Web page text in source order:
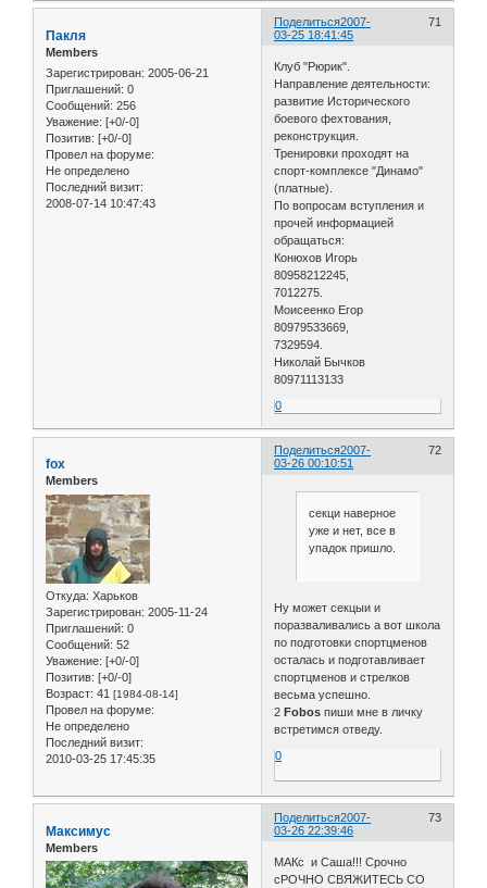
Поделиться 71
2007-
03-25 18:41:45
Пакля
Members
Зарегистрирован: 2005-06-21
Приглашений: 0
Сообщений: 256
Уважение: [+0/-0]
Позитив: [+0/-0]
Провел на форуме:
Не определено
Последний визит:
2008-07-14 10:47:43
Клуб "Рюрик".
Направление деятельности:
развитие Исторического
боевого фехтования,
реконструкция.
Тренировки проходят на
спорт-комплексе "Динамо"
(платные).
По вопросам вступления и
прочей информацией
обращаться:
Конюхов Игорь
80958212245,
7012275.
Моисеенко Егор
80979533669,
7329594.
Николай Бычков
80971113133
0
Поделиться 72
2007-
03-26 00:10:51
fox
Members
Откуда: Харьков
Зарегистрирован: 2005-11-24
Приглашений: 0
Сообщений: 52
Уважение: [+0/-0]
Позитив: [+0/-0]
Возраст: 41 [1984-08-14]
Провел на форуме:
Не определено
Последний визит:
2010-03-25 17:45:35
секци наверное
уже и нет, все в
упадок пришло.
Ну может секцыи и
поразваливались а вот школа
по подготовки спортцменов
осталась и подготавливает
спортцменов и стрелков
весьма успешно.
2Fobos пиши мне в личку
встретимся отведу.
0
Поделиться 73
2007-
03-26 22:39:46
Максимус
Members
МАКс и Саша!!! Срочно
сРОЧНО СВЯЖИТЕСЬ СО